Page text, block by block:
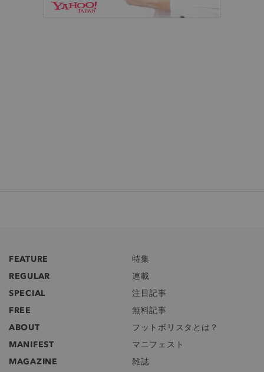
FEATURE
特集
REGULAR
連載
SPECIAL
注目記事
FREE
無料記事
ABOUT
フットボリスタとは？
MANIFEST
マニフェスト
MAGAZINE
雑誌